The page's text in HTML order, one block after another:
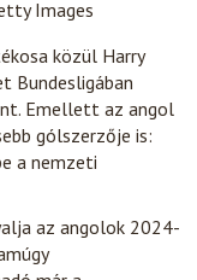
Images
közül Harry
Bundesligában
Emellett az angol
gólszerzője is:
a nemzeti
az angolok 2024-